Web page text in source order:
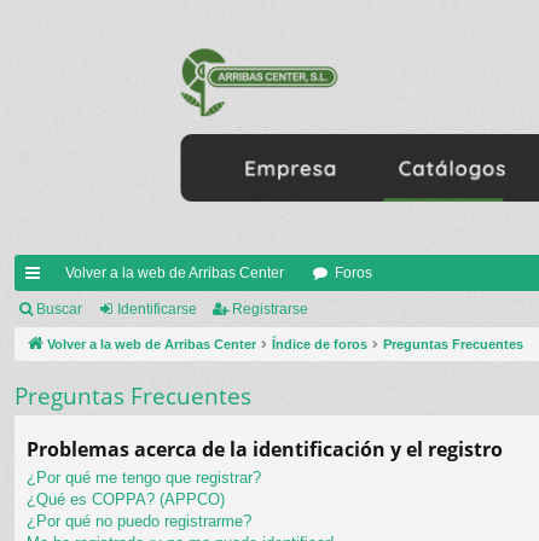
nl
ac
rá
pi
do
s
Volver a la web de Arribas Center Foros
Buscar Identificarse Registrarse
Volver a la web de Arribas Center Índice de foros Preguntas Frecuentes
Preguntas Frecuentes
Problemas acerca de la identificación y el registro
¿Por qué me tengo que registrar?
¿Qué es COPPA? (APPCO)
¿Por qué no puedo registrarme?